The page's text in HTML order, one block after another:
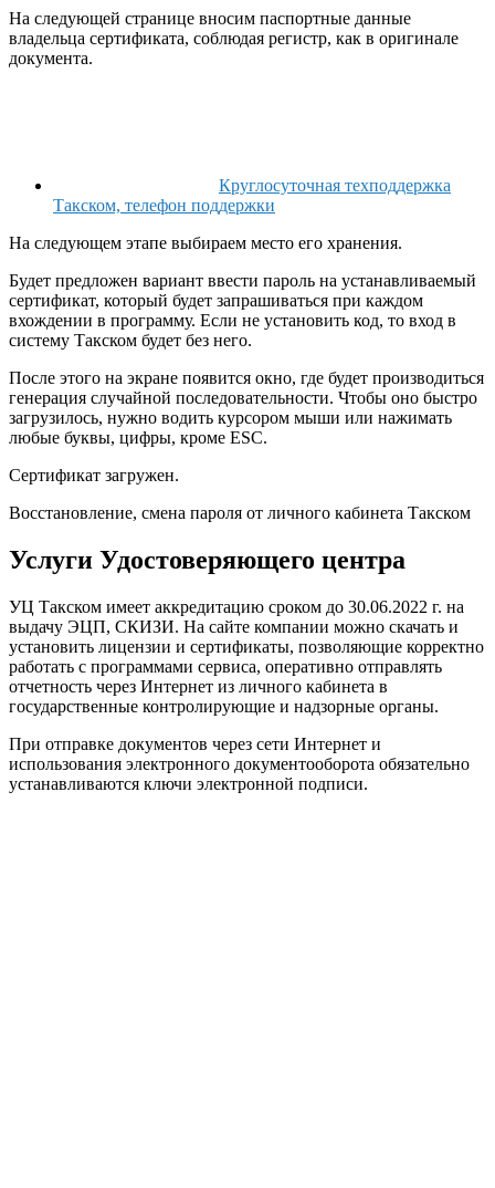
На следующей странице вносим паспортные данные
владельца сертификата, соблюдая регистр, как в оригинале
документа.
Круглосуточная техподдержка
Такском, телефон поддержки
На следующем этапе выбираем место его хранения.
Будет предложен вариант ввести пароль на устанавливаемый
сертификат, который будет запрашиваться при каждом
вхождении в программу. Если не установить код, то вход в
систему Такском будет без него.
После этого на экране появится окно, где будет производиться
генерация случайной последовательности. Чтобы оно быстро
загрузилось, нужно водить курсором мыши или нажимать
любые буквы, цифры, кроме ESC.
Сертификат загружен.
Восстановление, смена пароля от личного кабинета Такском
Услуги Удостоверяющего центра
УЦ Такском имеет аккредитацию сроком до 30.06.2022 г. на
выдачу ЭЦП, СКИЗИ. На сайте компании можно скачать и
установить лицензии и сертификаты, позволяющие корректно
работать с программами сервиса, оперативно отправлять
отчетность через Интернет из личного кабинета в
государственные контролирующие и надзорные органы.
При отправке документов через сети Интернет и
использования электронного документооборота обязательно
устанавливаются ключи электронной подписи.